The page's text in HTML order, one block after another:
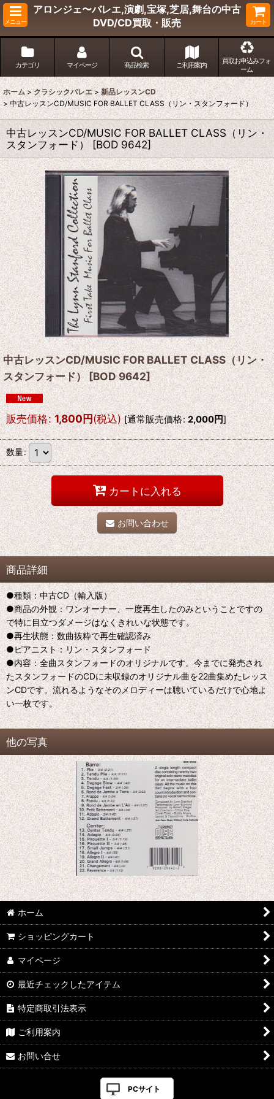
メニュー
アロンジェ〜バレエ,演劇,宝塚,芝居,舞台の中古
DVD/CD買取・販売
カート
カテゴリ マイページ 商品検索 ご利用案内
買取お申込みフォ
ーム
ホーム > クラシックバレエ > 新品レッスンCD
> 中古レッスンCD/MUSIC FOR BALLET CLASS（リン・スタンフォード）
中古レッスンCD/MUSIC FOR BALLET CLASS（リン・
スタンフォード） [BOD 9642]
中古レッスンCD/MUSIC FOR BALLET CLASS（リン・
スタンフォード）[BOD 9642]
販売価格: 1,800円(税込) [通常販売価格: 2,000円]
数量:
カートに入れる
お問い合わせ
商品詳細
●種類：中古CD（輸入版）
●商品の外観：ワンオーナー、一度再生したのみということですの
で特に目立つダメージはなくきれいな状態です。
●再生状態：数曲抜粋で再生確認済み
●ピアニスト：リン・スタンフォード
●内容：全曲スタンフォードのオリジナルです。今までに発売され
たスタンフォードのCDに未収録のオリジナル曲を22曲集めたレッス
ンCDです。流れるようなそのメロディーは聴いているだけで心地よ
い一枚です。
他の写真
ホーム
ショッピングカート
マイページ
最近チェックしたアイテム
特定商取引法表示
ご利用案内
お問い合せ
PCサイト